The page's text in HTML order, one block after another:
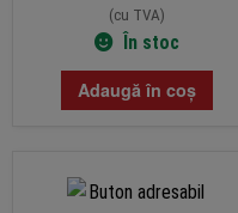
(cu TVA)
În stoc
Adaugă în coș